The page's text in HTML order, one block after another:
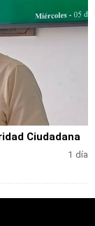
Ciudadana
1 día